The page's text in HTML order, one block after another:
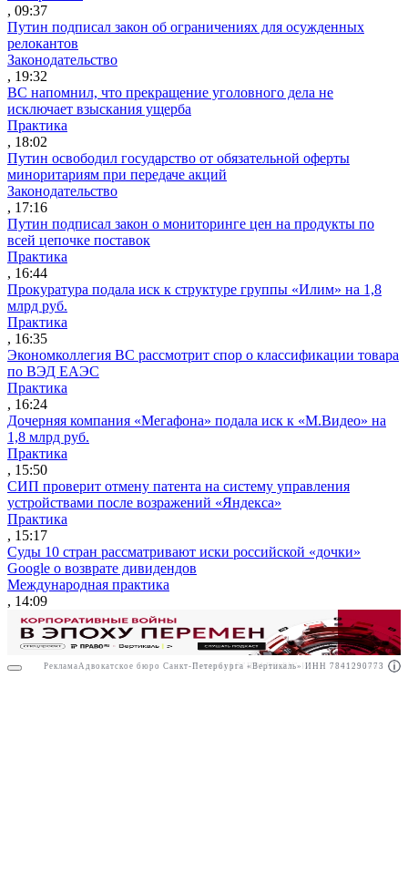
РекламаАО"ПРАВО.РУ" ИНН: 7708095468
, 09:37
Путин подписал закон об ограничениях для осужденных
релокантов
Законодательство
, 19:32
ВС напомнил, что прекращение уголовного дела не
исключает взыскания ущерба
Практика
, 18:02
Путин освободил государство от обязательной оферты
миноритариям при передаче акций
Законодательство
, 17:16
Путин подписал закон о мониторинге цен на продукты по
всей цепочке поставок
Практика
, 16:44
Прокуратура подала иск к структуре группы «Илим» на 1,8
млрд руб.
Практика
, 16:35
Экономколлегия ВС рассмотрит спор о классификации товара
по ВЭД ЕАЭС
Практика
, 16:24
Дочерняя компания «Мегафона» подала иск к «М.Видео» на
1,8 млрд руб.
Практика
, 15:50
СИП проверит отмену патента на систему управления
устройствами после возражений «Яндекса»
Практика
, 15:17
Суды 10 стран рассматривают иски российской «дочки»
Google о возврате дивидендов
Международная практика
, 14:09
Реклама Адвокатское бюро Санкт-Петербурга «Вертикаль» ИНН 7841290773